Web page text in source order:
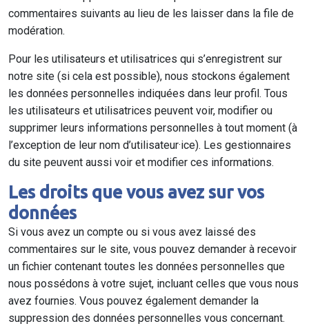
commentaires suivants au lieu de les laisser dans la file de
modération.
Pour les utilisateurs et utilisatrices qui s’enregistrent sur
notre site (si cela est possible), nous stockons également
les données personnelles indiquées dans leur profil. Tous
les utilisateurs et utilisatrices peuvent voir, modifier ou
supprimer leurs informations personnelles à tout moment (à
l’exception de leur nom d’utilisateur·ice). Les gestionnaires
du site peuvent aussi voir et modifier ces informations.
Les droits que vous avez sur vos
données
Si vous avez un compte ou si vous avez laissé des
commentaires sur le site, vous pouvez demander à recevoir
un fichier contenant toutes les données personnelles que
nous possédons à votre sujet, incluant celles que vous nous
avez fournies. Vous pouvez également demander la
suppression des données personnelles vous concernant.